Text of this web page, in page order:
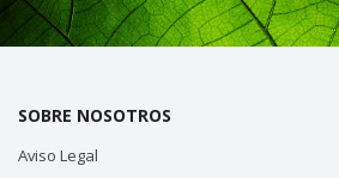
SOBRE NOSOTROS
Aviso Legal